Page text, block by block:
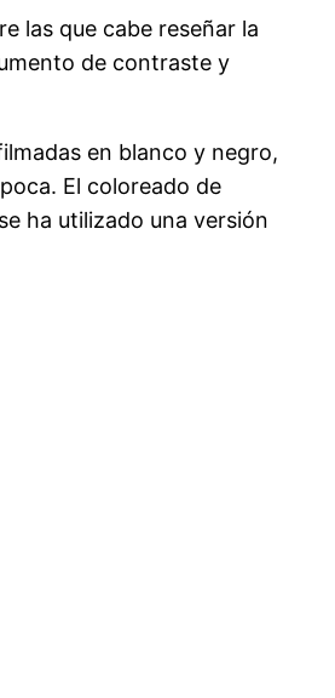
las que cabe reseñar la
de contraste y
en blanco y negro,
El coloreado de
ha utilizado una versión